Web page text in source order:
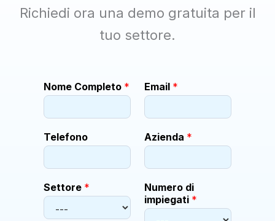
Richiedi ora una demo gratuita per il
tuo settore.
Nome Completo * Email *
Telefono Azienda *
Settore *
Numero di
impiegati *